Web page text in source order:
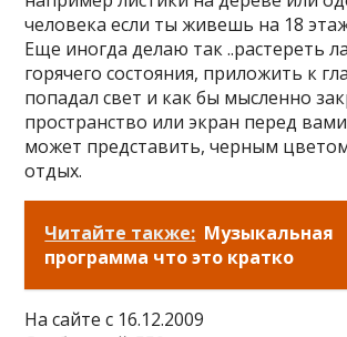
человека если ты живешь на 18
Еще иногда делаю так ..растереть
горячего состояния, приложить к
попадал свет и как бы мысленно
пространство или экран перед вами
может представить, черным
отдых.
Читайте также: Музыкальная
программа что это кратко
На сайте c 16.12.2009